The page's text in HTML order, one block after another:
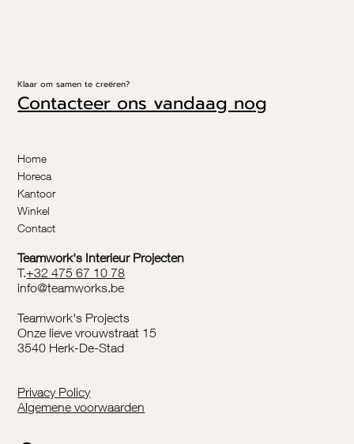
Klaar om samen te creëren?
Contacteer ons vandaag nog
Home
Horeca
Kantoor
Winkel
Contact
Teamwork's Interieur Projecten
T.+32 475 67 10 78
info@teamworks.be
Teamwork's Projects
Onze lieve vrouwstraat 15
3540 Herk-De-Stad
Privacy Policy
Algemene voorwaarden